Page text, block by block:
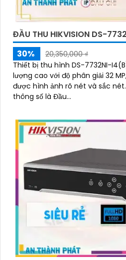
ĐẦU THU HIKVISION DS-
30%
20,350,000 ₫
Thiết bị thu hình DS-7732NI-
lượng cao với độ phân giải 32
được hình ảnh rõ nét và sắc nét. Ấn tượng ơn với những
thông số là Đầu...